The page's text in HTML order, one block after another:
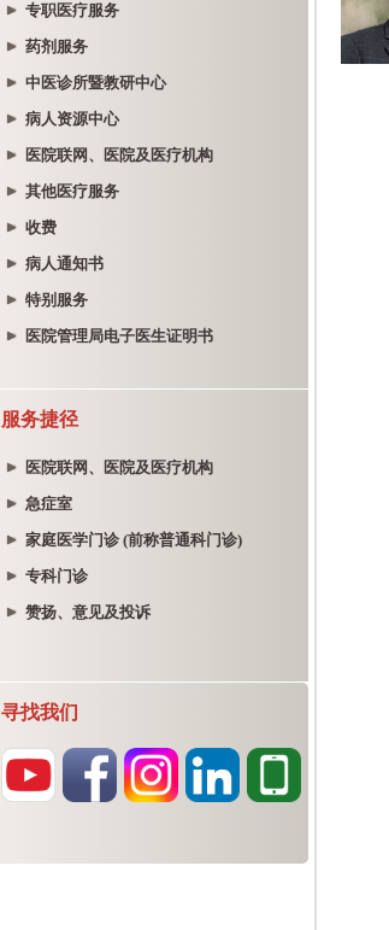
专职医疗服务
药剂服务
中医诊所暨教研中心
病人资源中心
医院联网、医院及医疗机构
其他医疗服务
收费
病人通知书
特别服务
医院管理局电子医生证明书
服务捷径
医院联网、医院及医疗机构
急症室
家庭医学门诊 (前称普通科门诊)
专科门诊
赞扬、意见及投诉
寻找我们